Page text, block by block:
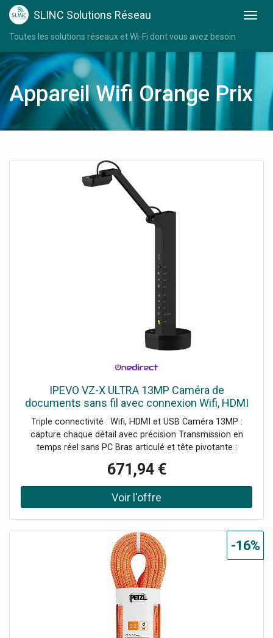
SLINC Solutions Réseau
Toutes les solutions réseaux et Wi-Fi dont vous avez besoin
Appareil Wifi Orange Prix
IPEVO VZ-X ULTRA 13MP Caméra de
documents sans fil avec connexion Wifi, HDMI
et USB pour capturer en temps réel depuis tous
vos appareils.
Triple connectivité : Wifi, HDMI et USB Caméra 13MP :
capture chaque détail avec précision Transmission en
temps réel sans PC Bras articulé et tête pivotante :
EyeStage et Whiteboard Autonomie : jusqu'à 9 heures
Base stable avec indicateurs d'état LED Touches
physiques : zoom, rotation, exposition et filtres Micro
omnidirectionnel pour la vidéoconférence (USB)
671,94 €
-16%